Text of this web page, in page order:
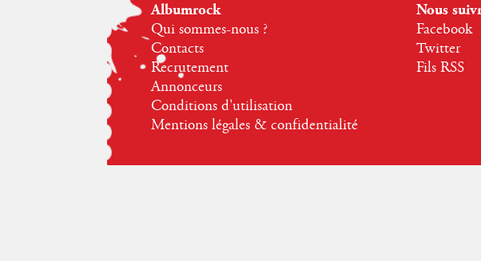
Albumrock
Qui sommes-nous ?
Contacts
Recrutement
Annonceurs
Conditions d'utilisation
Mentions légales & confidentialité
Nous
Facebook
Twitter
Fils RSS